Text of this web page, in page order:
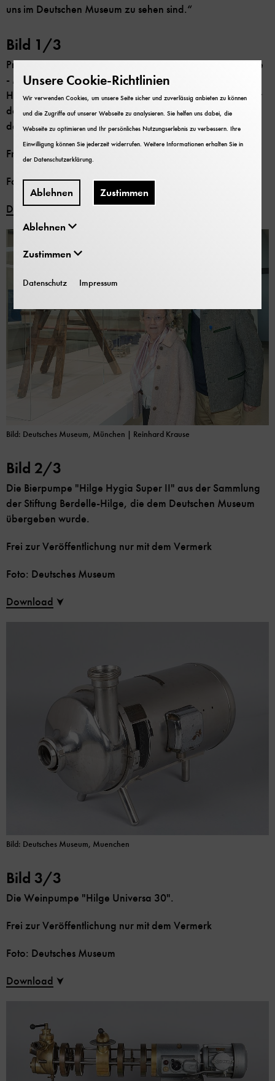
uns im Deutschen Museum zu sehen sind.“
Bild: Deutsches Museum, München | Reinhard Krause
Bild 1/3
Präsentation der Neuzugänge in der Ausstellung "Energie
- Motoren": Hannelore Berdelle-Hilge mit Wolfgang M.
Heckl, dem Generaldirektor des Deutschen Museums, vor
der Rheinischen Circularpumpe, dem ältestens Stück aus
der Sammlung.
Frei zur Veröffentlichung nur mit dem Vermerk
Foto: Deutsches Museum
Download
Bild: Deutsches Museum, Muenchen
Bild 2/3
Die Bierpumpe "Hilge Hygia Super II" aus der Sammlung
der Stiftung Berdelle-Hilge, die dem Deutschen Museum
übergeben wurde.
Frei zur Veröffentlichung nur mit dem Vermerk
Foto: Deutsches Museum
Download
Bild 3/3
Die Weinpumpe "Hilge Universa 30".
Frei zur Veröffentlichung nur mit dem Vermerk
Foto: Deutsches Museum
Download
Unsere Cookie-Richtlinien
Wir verwenden Cookies, um unsere Seite sicher und zuverlässig anbieten zu können
und die Zugriffe auf unserer Webseite zu analysieren. Sie helfen uns dabei, die
Webseite zu optimieren und Ihr persönliches Nutzungserlebnis zu verbessern. Ihre
Einwilligung können Sie jederzeit widerrufen. Weitere Informationen erhalten Sie in
derDatenschutzerklärung.
Ablehnen Zustimmen
Ablehnen
Zustimmen
Datenschutz Impressum